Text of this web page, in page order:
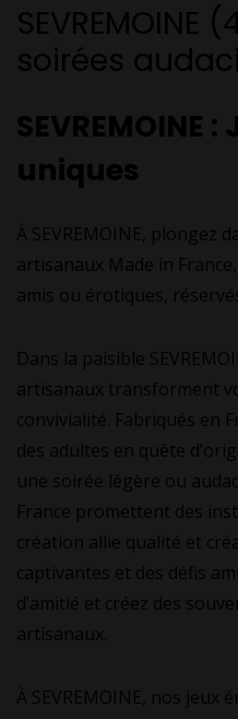
SEVREMOINE
soirées
SEVREMOINE
uniques
À SEVREMOINE, plongez
artisanaux Made in
amis ou érotiques,
Dans la paisible
artisanaux transforment
convivialité. Fabriqués en
des adultes en quête
une soirée légère ou
France promettent des
création allie qualité et
captivantes et des défis
d’amitié et créez des
artisanaux.
À SEVREMOINE, nos jeux